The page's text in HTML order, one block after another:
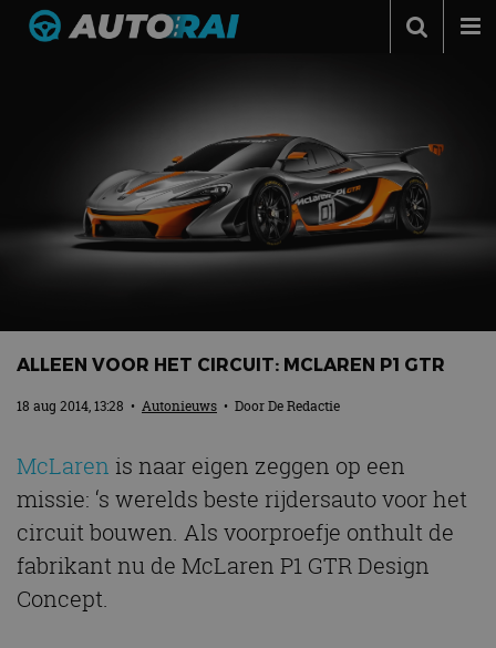
Automerken
Adverteren
MotorRAI.nl
ALLEEN VOOR HET CIRCUIT: MCLAREN P1 GTR
18 aug 2014, 13:28 • Autonieuws • DoorDe Redactie
McLaren is naar eigen zeggen op een
missie: ‘s werelds beste rijdersauto voor het
circuit bouwen. Als voorproefje onthult de
fabrikant nu de McLaren P1 GTR Design
Concept.